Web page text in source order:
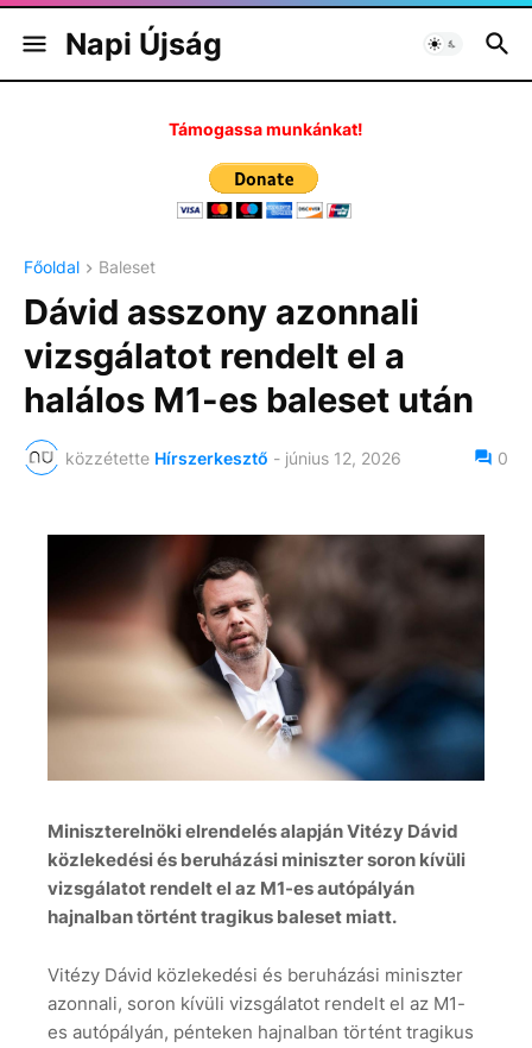
Napi Újság
Támogassa munkánkat!
Főoldal Baleset
Dávid asszony azonnali
vizsgálatot rendelt el a
halálos M1-es baleset után
közzétette Hírszerkesztő - június 12, 2026 0
Miniszterelnöki elrendelés alapján Vitézy Dávid
közlekedési és beruházási miniszter soron kívüli
vizsgálatot rendelt el az M1-es autópályán
hajnalban történt tragikus baleset miatt.
Vitézy Dávid közlekedési és beruházási miniszter
azonnali, soron kívüli vizsgálatot rendelt el az M1-
es autópályán, pénteken hajnalban történt tragikus